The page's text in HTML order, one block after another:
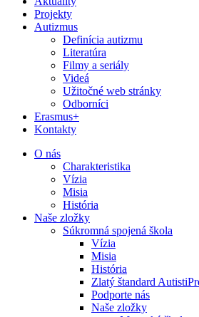
Projekty
Autizmus
Definícia autizmu
Literatúra
Filmy a seriály
Videá
Užitočné web stránky
Odborníci
Erasmus+
Kontakty
O nás
Charakteristika
Vízia
Misia
História
Naše zložky
Súkromná spojená škola
Vízia
Misia
História
Zlatý štandard
Podporte nás
Naše zložky